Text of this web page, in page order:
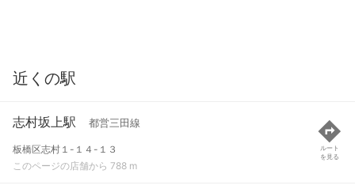
近くの駅
志村坂上駅 都営三田線
板橋区志村１-１４-１３
このページの店舗から 788 m
ルート
を見る